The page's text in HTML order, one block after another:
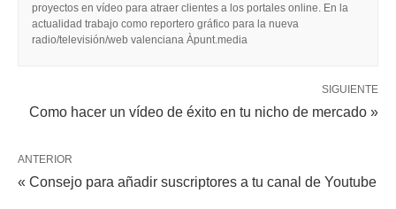
proyectos en vídeo para atraer clientes a los portales online. En la
actualidad trabajo como reportero gráfico para la nueva
radio/televisión/web valenciana Àpunt.media
SIGUIENTE
Como hacer un vídeo de éxito en tu nicho de mercado »
ANTERIOR
« Consejo para añadir suscriptores a tu canal de Youtube